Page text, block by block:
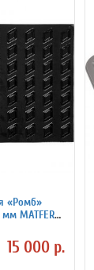
«Ромб»
MATFER
15 000 р.